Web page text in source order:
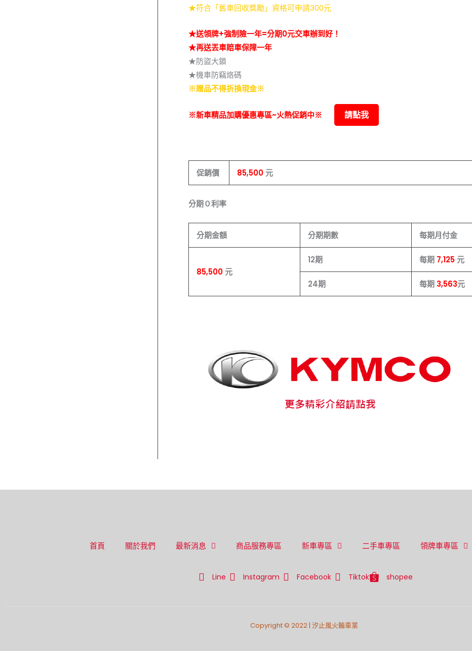
★符合「舊車回收獎勵」資格可申請300元
★送領牌+強制險一年=分期0元交車辦到好！
★再送丟車賠車保障一年
★防盜大鎖
★機車防竊烙碼
※贈品不得折換現金※
※新車精品加購優惠專區~火熱促銷中※ 請點我
促銷價 85,500 元
分期０利率
分期金額 分期期數 每期月付金
85,500 元
12期 每期 7,125 元
24期 每期 3,563元
首頁 關於我們 最新消息 商品服務專區 新車專區 二手車專區 領牌車專區
Line Instagram Facebook Tiktok shopee
Copyright © 2022 | 汐止風火輪車業